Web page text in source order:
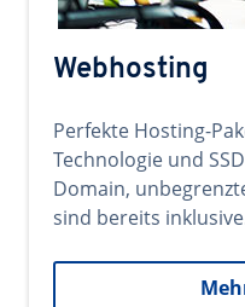
Webhosting
Perfekte Hosting-
Technologie und
Domain,
sind bereits